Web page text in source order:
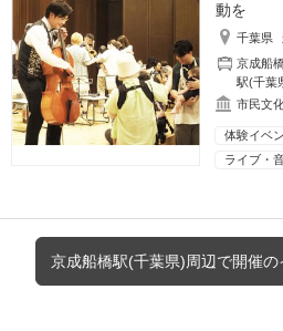
動を
千葉県
京成船
駅(千葉
市民文
体験イベ
ライブ・
京成船橋駅(千葉県)周辺で開催